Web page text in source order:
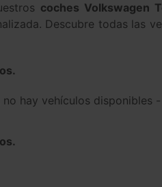
coches Volkswagen
Descubre todas las
hay vehículos disponibles -